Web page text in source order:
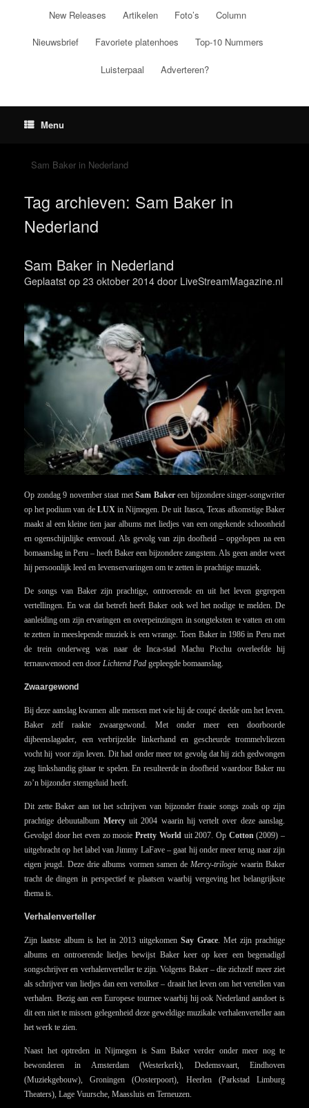
New Releases Artikelen Foto’s Column
Nieuwsbrief Favoriete platenhoes Top-10 Nummers
Luisterpaal Adverteren?
Menu
Sam Baker in Nederland
Tag archieven: Sam Baker in
Nederland
Sam Baker in Nederland
Geplaatst op 23 oktober 2014 door LiveStreamMagazine.nl
Op zondag 9 november staat met Sam Bakereen bijzondere singer-songwriter
op het podium van de LUXin Nijmegen. De uit Itasca, Texas afkomstige Baker
maakt al een kleine tien jaar albums met liedjes van een ongekende schoonheid
en ogenschijnlijke eenvoud. Als gevolg van zijn doofheid – opgelopen na een
bomaanslag in Peru – heeft Baker een bijzondere zangstem. Als geen ander weet
hij persoonlijk leed en levenservaringen om te zetten in prachtige muziek.
De songs van Baker zijn prachtige, ontroerende en uit het leven gegrepen
vertellingen. En wat dat betreft heeft Baker ook wel het nodige te melden. De
aanleiding om zijn ervaringen en overpeinzingen in songteksten te vatten en om
te zetten in meeslepende muziek is een wrange. Toen Baker in 1986 in Peru met
de trein onderweg was naar de Inca-stad Machu Picchu overleefde hij
ternauwenood een door Lichtend Pad gepleegde bomaanslag.
Zwaargewond
Bij deze aanslag kwamen alle mensen met wie hij de coupé deelde om het leven.
Baker zelf raakte zwaargewond. Met onder meer een doorboorde
dijbeenslagader, een verbrijzelde linkerhand en gescheurde trommelvliezen
vocht hij voor zijn leven. Dit had onder meer tot gevolg dat hij zich gedwongen
zag linkshandig gitaar te spelen. En resulteerde in doofheid waardoor Baker nu
zo’n bijzonder stemgeluid heeft.
Dit zette Baker aan tot het schrijven van bijzonder fraaie songs zoals op zijn
prachtige debuutalbum Mercyuit 2004 waarin hij vertelt over deze aanslag.
Gevolgd door het even zo mooiePretty Worlduit 2007. Op Cotton(2009) –
uitgebracht op het label van Jimmy LaFave – gaat hij onder meer terug naar zijn
eigen jeugd. Deze drie albums vormen samen deMercy-trilogie waarin Baker
tracht de dingen in perspectief te plaatsen waarbij vergeving het belangrijkste
thema is.
Verhalenverteller
Zijn laatste album is het in 2013 uitgekomen Say Grace. Met zijn prachtige
albums en ontroerende liedjes bewijst Baker keer op keer een begenadigd
songschrijver en verhalenverteller te zijn. Volgens Baker – die zichzelf meer ziet
als schrijver van liedjes dan een vertolker – draait het leven om het vertellen van
verhalen. Bezig aan een Europese tournee waarbij hij ook Nederland aandoet is
dit een niet te missen gelegenheid deze geweldige muzikale verhalenverteller aan
het werk te zien.
Naast het optreden in Nijmegen is Sam Baker verder onder meer nog te
bewonderen in Amsterdam (Westerkerk), Dedemsvaart, Eindhoven
(Muziekgebouw), Groningen (Oosterpoort), Heerlen (Parkstad Limburg
Theaters), Lage Vuursche, Maassluis en Terneuzen.